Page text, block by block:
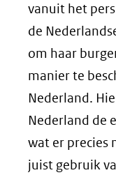
vanuit het
de
om haar
manier te
Nederland.
Nederland de
wat er precies
juist gebruik